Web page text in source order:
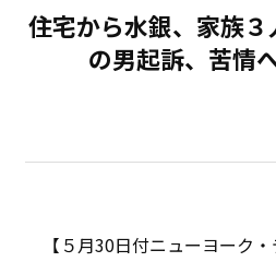
住宅から水銀、家族
の男起訴、苦情
【５月30日付ニューヨーク